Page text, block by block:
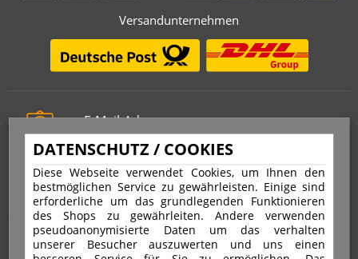
DATENSCHUTZ / COOKIES
Diese Webseite verwendet Cookies, um Ihnen den
bestmöglichen Service zu gewährleisten. Einige sind
erforderliche um das grundlegenden Funktionieren
des Shops zu gewährleiten. Andere verwenden
pseudoanonymisierte Daten um das verhalten
unserer Besucher auszuwerten und uns einen
Versandunternehmen
E-Mail-Adresse
info@stempelfritz.de
Telefon
0221 677 812 08
Über uns